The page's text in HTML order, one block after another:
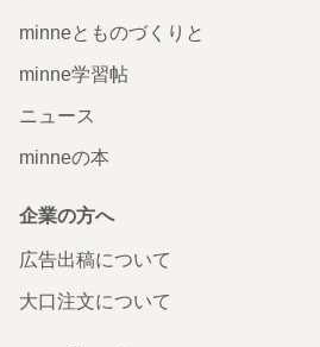
minneとものづくりと
minne学習帖
ニュース
minneの本
企業の方へ
広告出稿について
大口注文について